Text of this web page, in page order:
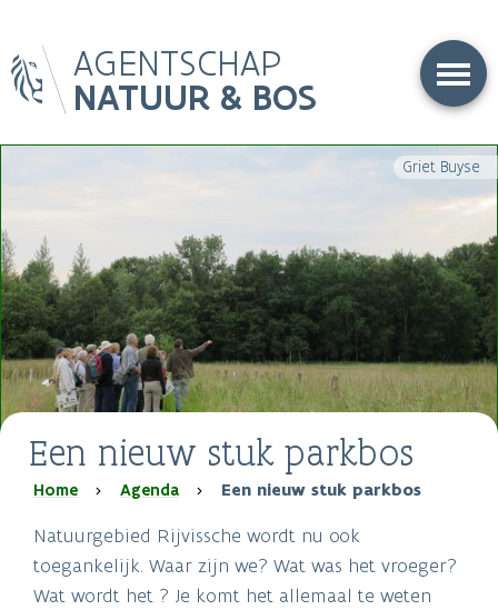
en
naar
AGENTSCHAP
NATUUR & BOS
Griet Buyse
Een nieuw stuk parkbos
Kruimelpad
Home Agenda Een nieuw stuk parkbos
Natuurgebied Rijvissche wordt nu ook
toegankelijk. Waar zijn we? Wat was het vroeger?
Wat wordt het ? Je komt het allemaal te weten